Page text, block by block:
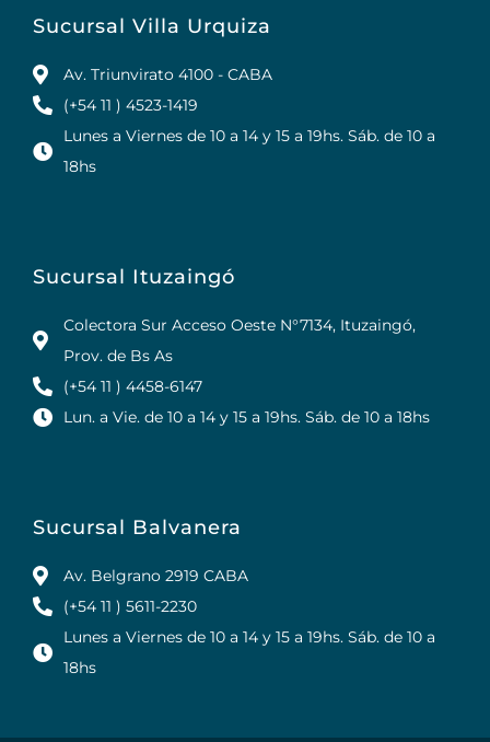
Sucursal Villa Urquiza
Av. Triunvirato 4100 - CABA
(+54 11 ) 4523-1419
Lunes a Viernes de 10 a 14 y 15 a 19hs. Sáb. de 10 a
18hs
Sucursal Ituzaingó
Colectora Sur Acceso Oeste N°7134, Ituzaingó,
Prov. de Bs As
(+54 11 ) 4458-6147
Lun. a Vie. de 10 a 14 y 15 a 19hs. Sáb. de 10 a 18hs
Sucursal Balvanera
Av. Belgrano 2919 CABA
(+54 11 ) 5611-2230
Lunes a Viernes de 10 a 14 y 15 a 19hs. Sáb. de 10 a
18hs